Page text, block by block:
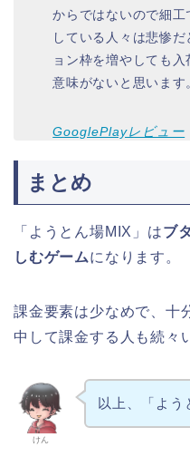
からではないので細
している人々は悲惨
ョン枠を増やしても
意味がないと思います
GooglePlayレビュー
まとめ
「ようとん場MIX」はブ
しむゲームになります。
課金要素は少なめで、十
中して課金する人も続々
けん
以上、「よう